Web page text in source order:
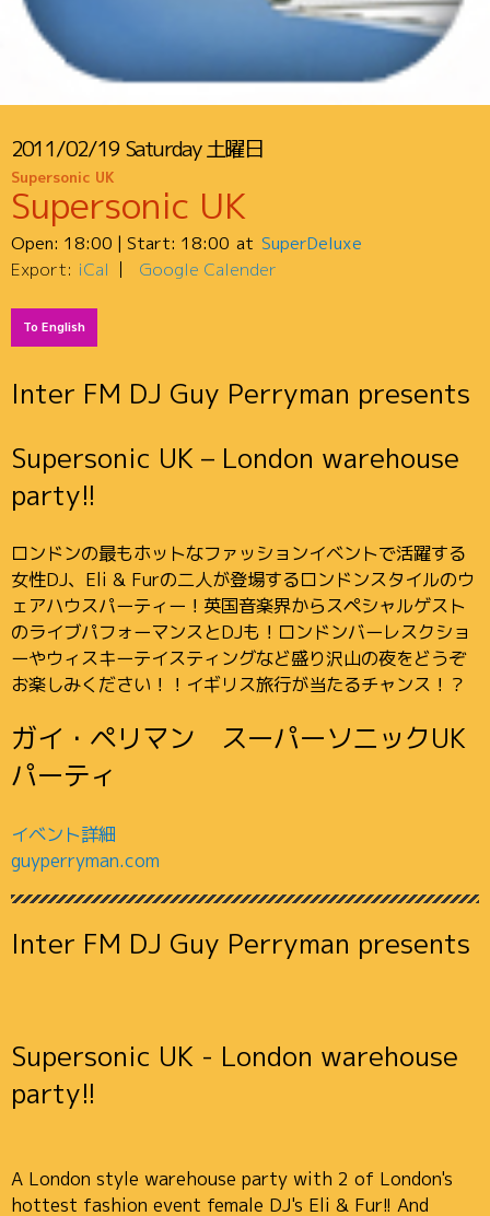
2011/02/19Saturday土曜日
Supersonic UK
Supersonic UK
Open: 18:00 | Start: 18:00
SuperDeluxe
Export: iCal Google Calender
To English
Inter FM DJ Guy Perryman presents
Supersonic UK – London warehouse
party!!
ロンドンの最もホットなファッションイベントで活躍する
女性DJ、Eli & Furの二人が登場するロンドンスタイルのウ
ェアハウスパーティー！英国音楽界からスペシャルゲスト
のライブパフォーマンスとDJも！ロンドンバーレスクショ
ーやウィスキーテイスティングなど盛り沢山の夜をどうぞ
お楽しみください！！イギリス旅行が当たるチャンス！？
ガイ・ペリマン スーパーソニックUK
パーティ
イベント詳細
guyperryman.com
Inter FM DJ Guy Perryman presents
Supersonic UK - London warehouse
party!!
A London style warehouse party with 2 of London's
hottest fashion event female DJ's Eli & Fur!! And